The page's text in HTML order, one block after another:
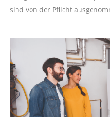
sind von der Pflicht